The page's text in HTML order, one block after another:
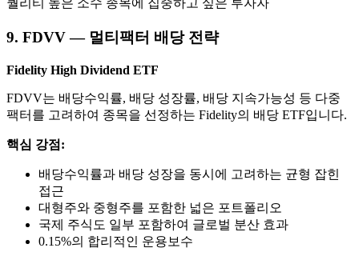
퀄리티 높은 소수 종목에 집중하고 싶은 투자자
9. FDVV — 멀티팩터 배당 전략
Fidelity High Dividend ETF
FDVV는 배당수익률, 배당 성장률, 배당 지속가능성 등 다중
팩터를 고려하여 종목을 선정하는 Fidelity의 배당 ETF입니다.
핵심 강점:
배당수익률과 배당 성장을 동시에 고려하는 균형 잡힌
접근
대형주와 중형주를 포함한 넓은 포트폴리오
국제 주식도 일부 포함하여 글로벌 분산 효과
0.15%의 합리적인 운용보수